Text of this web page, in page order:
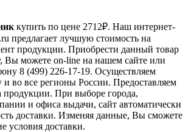
купить по цене 2712₽. Наш интернет-
предлагает лучшую стоимость на
продукции. Приобрести данный товар
Вы можете on-line на нашем сайте или
8 (499) 226-17-19. Осуществляем
и во все регионы России. Предоставляем
продукции. При выборе города,
и офиса выдачи, сайт автоматически
доставки. Изменяя данные, Вы сможете
условия доставки.